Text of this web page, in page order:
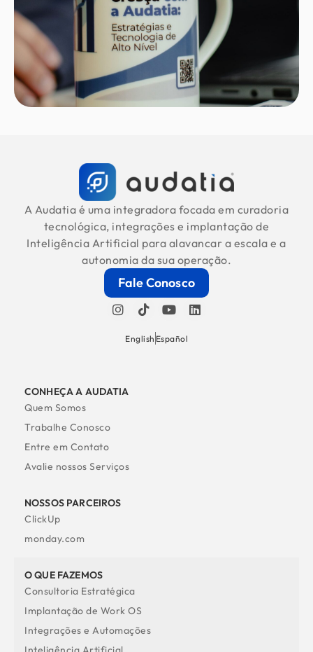
A Audatia é uma integradora focada em curadoria
tecnológica, integrações e implantação de
Inteligência Artificial para alavancar a escala e a
autonomia da sua operação.
Fale Conosco
English Español
CONHEÇA A AUDATIA
Quem Somos
Trabalhe Conosco
Entre em Contato
Avalie nossos Serviços
NOSSOS PARCEIROS
ClickUp
monday.com
O QUE FAZEMOS
Consultoria Estratégica
Implantação de Work OS
Integrações e Automações